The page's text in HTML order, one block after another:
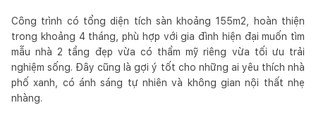
Công trình có tổng diện tích sàn khoảng 155m2, hoàn thiện
trong khoảng 4 tháng, phù hợp với gia đình hiện đại muốn tìm
mẫu nhà 2 tầng đẹp vừa có thẩm mỹ riêng vừa tối ưu trải
nghiệm sống. Đây cũng là gợi ý tốt cho những ai yêu thích nhà
phố xanh, có ánh sáng tự nhiên và không gian nội thất nhẹ
nhàng.